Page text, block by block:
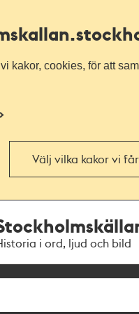
kakor, cookies, för att
Välj vilka kakor vi
i ord, ljud och bild